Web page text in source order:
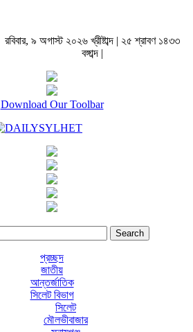
রবিবার, ৯ অগাস্ট ২০২৬ খ্রীষ্টাব্দ | ২৫ শ্রাবণ ১৪৩৩
বঙ্গাব্দ |
Download Our Toolbar
প্রচ্ছদ
জাতীয়
আন্তর্জাতিক
সিলেট বিভাগ
সিলেট
মৌলভীবাজার